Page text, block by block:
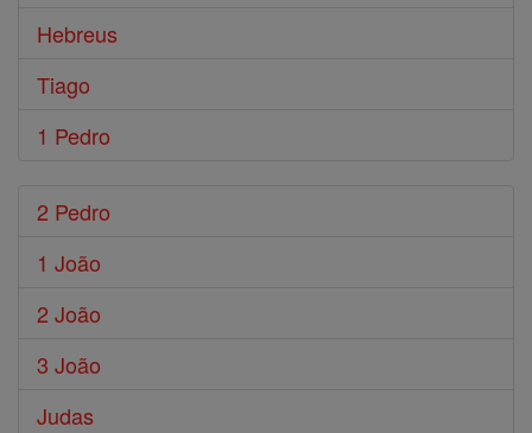
Hebreus
Tiago
1 Pedro
2 Pedro
1 João
2 João
3 João
Judas